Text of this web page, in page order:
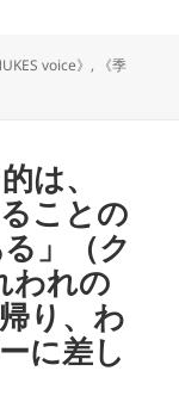
voice》 ,
《季
は、
ことの
」（ク
われの
り、わ
に差し